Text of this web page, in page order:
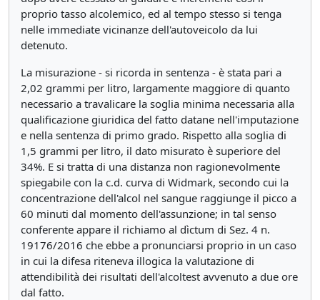
proprio tasso alcolemico, ed al tempo stesso si tenga
nelle immediate vicinanze dell'autoveicolo da lui
detenuto.
La misurazione - si ricorda in sentenza - è stata pari a
2,02 grammi per litro, largamente maggiore di quanto
necessario a travalicare la soglia minima necessaria alla
qualificazione giuridica del fatto datane nell'imputazione
e nella sentenza di primo grado. Rispetto alla soglia di
1,5 grammi per litro, il dato misurato è superiore del
34%. E si tratta di una distanza non ragionevolmente
spiegabile con la c.d. curva di Widmark, secondo cui la
concentrazione dell'alcol nel sangue raggiunge il picco a
60 minuti dal momento dell'assunzione; in tal senso
conferente appare il richiamo al dìctum di Sez. 4 n.
19176/2016 che ebbe a pronunciarsi proprio in un caso
in cui la difesa riteneva illogica la valutazione di
attendibilità dei risultati dell'alcoltest avvenuto a due ore
dal fatto.